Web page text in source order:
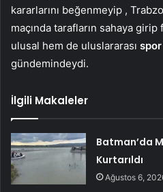
kararlarını beğenmeyip ,
maçında tarafların sahaya
ulusal hem de uluslararası spor
gündemindeydi.
İlgili Makaleler
Batman’da
Kurtarıldı
Ağustos 6,